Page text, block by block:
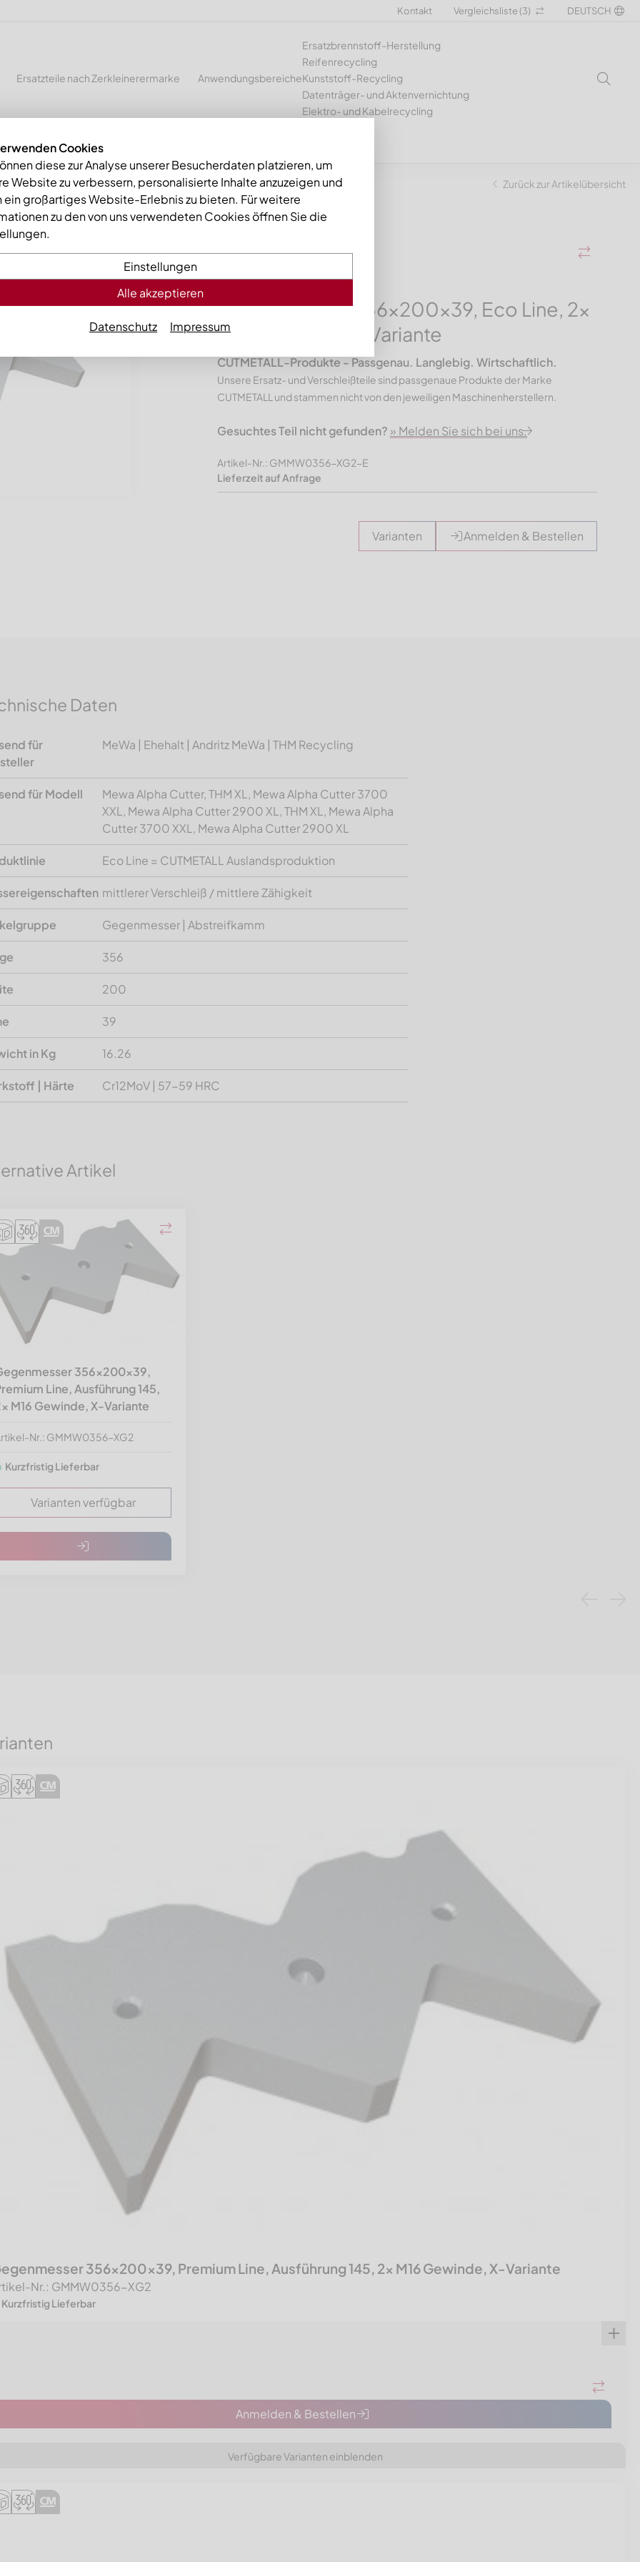
Kontakt Vergleichsliste (3) DEUTSCH
Ersatzteile nach Zerkleinerermarke Anwendungsbereiche
Ersatzbrennstoff-Herstellung
Reifenrecycling
Kunststoff-Recycling
Datenträger- und Aktenvernichtung
Elektro- und Kabelrecycling
Gegenmesser 356x200x39, Eco Line, 2x M16 Gewinde, X-Variante Zurück zur Artikelübersicht
Gegenmesser 356x200x39, Eco Line, 2x
M16 Gewinde, X-Variante
CUTMETALL-Produkte - Passgenau. Langlebig. Wirtschaftlich.
Unsere Ersatz- und Verschleißteile sind passgenaue Produkte der Marke
CUTMETALL und stammen nicht von den jeweiligen Maschinenherstellern.
Gesuchtes Teil nicht gefunden? » Melden Sie sich bei uns.
Artikel-Nr.: GMMW0356-XG2-E
Lieferzeit auf Anfrage
Varianten Anmelden & Bestellen
Daten
für
MeWa | Ehehalt | Andritz MeWa | THM Recycling
für Modell
Mewa Alpha Cutter, THM XL, Mewa Alpha Cutter 3700
XXL, Mewa Alpha Cutter 2900 XL, THM XL, Mewa Alpha
Cutter 3700 XXL, Mewa Alpha Cutter 2900 XL
Eco Line = CUTMETALL Auslandsproduktion
mittlerer Verschleiß / mittlere Zähigkeit
Gegenmesser | Abstreifkamm
356
200
39
in Kg 16.26
| Härte Cr12MoV | 57-59 HRC
Artikel
356x200x39,
Line, Ausführung 145,
M16 Gewinde, X-Variante
Nr.: GMMW0356-XG2
Kurzfristig Lieferbar
Varianten verfügbar
356x200x39, Premium Line, Ausführung 145, 2x M16 Gewinde, X-Variante
Nr.: GMMW0356-XG2
Kurzfristig Lieferbar
Anmelden & Bestellen
Verfügbare Varianten einblenden
Cookies
diese zur Analyse unserer Besucherdaten platzieren, um
Website zu verbessern, personalisierte Inhalte anzuzeigen und
ein großartiges Website-Erlebnis zu bieten. Für weitere
zu den von uns verwendeten Cookies öffnen Sie die
Einstellungen
Alle akzeptieren
Datenschutz Impressum